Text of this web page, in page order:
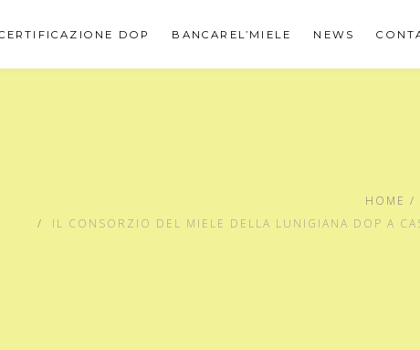
DOP BANCAREL’MIELE NEWS
HOME
IL CONSORZIO DEL MIELE DELLA LUNIGIANA DOP A